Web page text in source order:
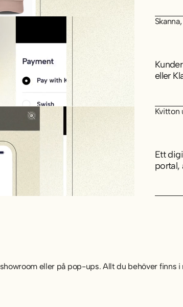
eller
Kvitton
Ett
portal,
eller på pop-ups. Allt du behöver finns